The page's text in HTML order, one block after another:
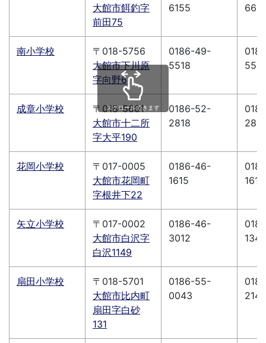
大館市餌釣字
前田75
6155
6621
南小学校
〒018-5756
大館市下川原
字向野6
0186-49-
5518
5519
成章小学校
〒018-5601
大館市十二所
字大平190
0186-52-
2818
2812
花岡小学校
〒017-0005
大館市花岡町
字根井下22
0186-46-
1615
1614
矢立小学校
〒017-0002
大館市白沢字
白沢1149
0186-46-
3012
1340
扇田小学校
〒018-5701
大館市比内町
扇田字白砂
131
0186-55-
0043
2140
スクロールできます